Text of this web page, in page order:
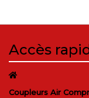
Accès
Coupleurs Air